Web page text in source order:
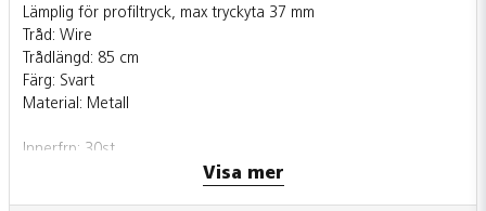
Lämplig för profiltryck, max tryckyta 37 mm
Tråd: Wire
Trådlängd: 85 cm
Färg: Svart
Material: Metall
Innerfrp: 30st
Visa mer